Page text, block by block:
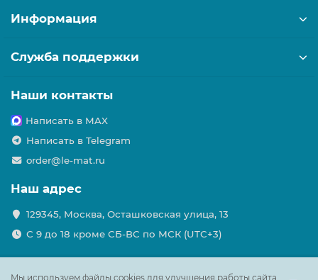
Мы используем файлы cookies для улучшения работы сайта.
Информация
Служба поддержки
Наши контакты
Написать в MAX
Написать в Telegram
order@le-mat.ru
Наш адрес
129345, Москва, Осташковская улица, 13
С 9 до 18 кроме СБ-ВС по МСК (UTC+3)